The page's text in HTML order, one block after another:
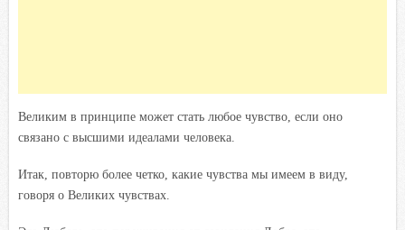
Великим в принципе может стать любое чувство, если оно
связано с высшими идеалами человека.
Итак, повторю более четко, какие чувства мы имеем в виду,
говоря о Великих чувствах.